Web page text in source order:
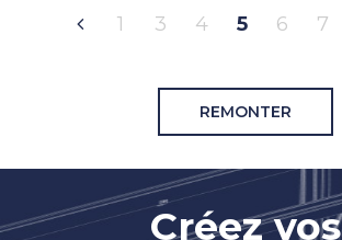
1 3 4 5 6 7
REMONTER
Créez vos